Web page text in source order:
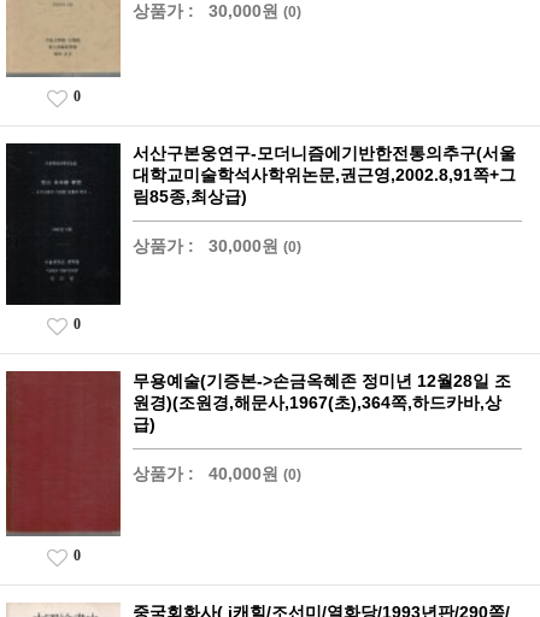
상품가 : 30,000원 (0)
0
서산구본웅연구-모더니즘에기반한전통의추구(서울
대학교미술학석사학위논문,권근영,2002.8,91쪽+그
림85종,최상급)
상품가 : 30,000원 (0)
0
무용예술(기증본->손금옥혜존 정미년 12월28일 조
원경)(조원경,해문사,1967(초),364쪽,하드카바,상
급)
상품가 : 40,000원 (0)
0
중국회화사( j캐힐/조선미/열화당/1993년판/290쪽/